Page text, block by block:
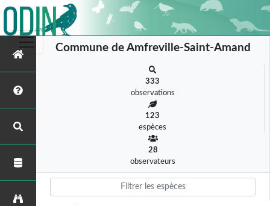
Commune de Amfreville-Saint-Amand
333
observations
123
espèces
28
observateurs